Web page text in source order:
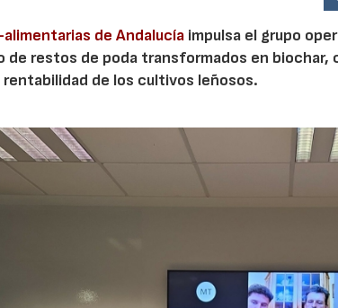
de Andalucía impulsa el grupo
de restos de poda transformados en biochar,
rentabilidad de los cultivos leñosos.
23/07/2026